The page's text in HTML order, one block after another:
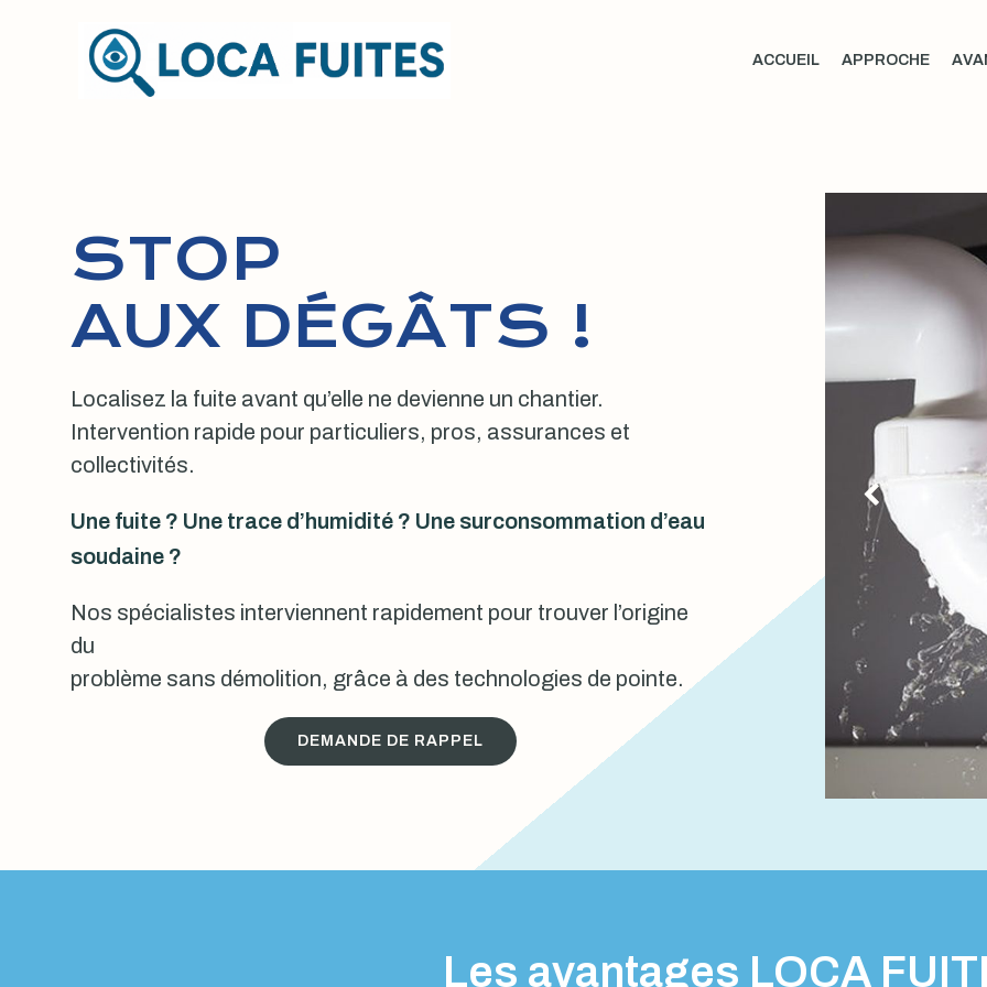
ACCUEIL APPROCHE
STOP
AUX DÉGÂTS !
Localisez la fuite avant qu’elle ne devienne un chantier.
Intervention rapide pour particuliers, pros, assurances et
collectivités.
Une fuite ? Une trace d’humidité ? Une surconsommation d’eau
soudaine ?
Nos spécialistes interviennent rapidement pour trouver l’origine
du
problème sans démolition, grâce à des technologies de pointe.
DEMANDE DE RAPPEL
Les avantages LOCA